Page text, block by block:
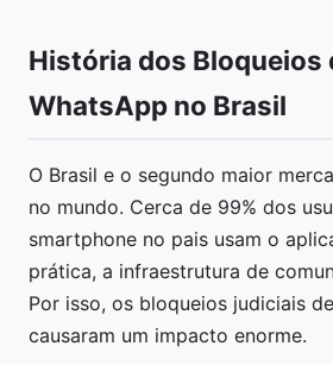
História dos Bloqueios
WhatsApp no Brasil
O Brasil e o segundo maior
no mundo. Cerca de 99% dos
smartphone no pais usam o
prática, a infraestrutura de
Por isso, os bloqueios judiciais
causaram um impacto enorme.